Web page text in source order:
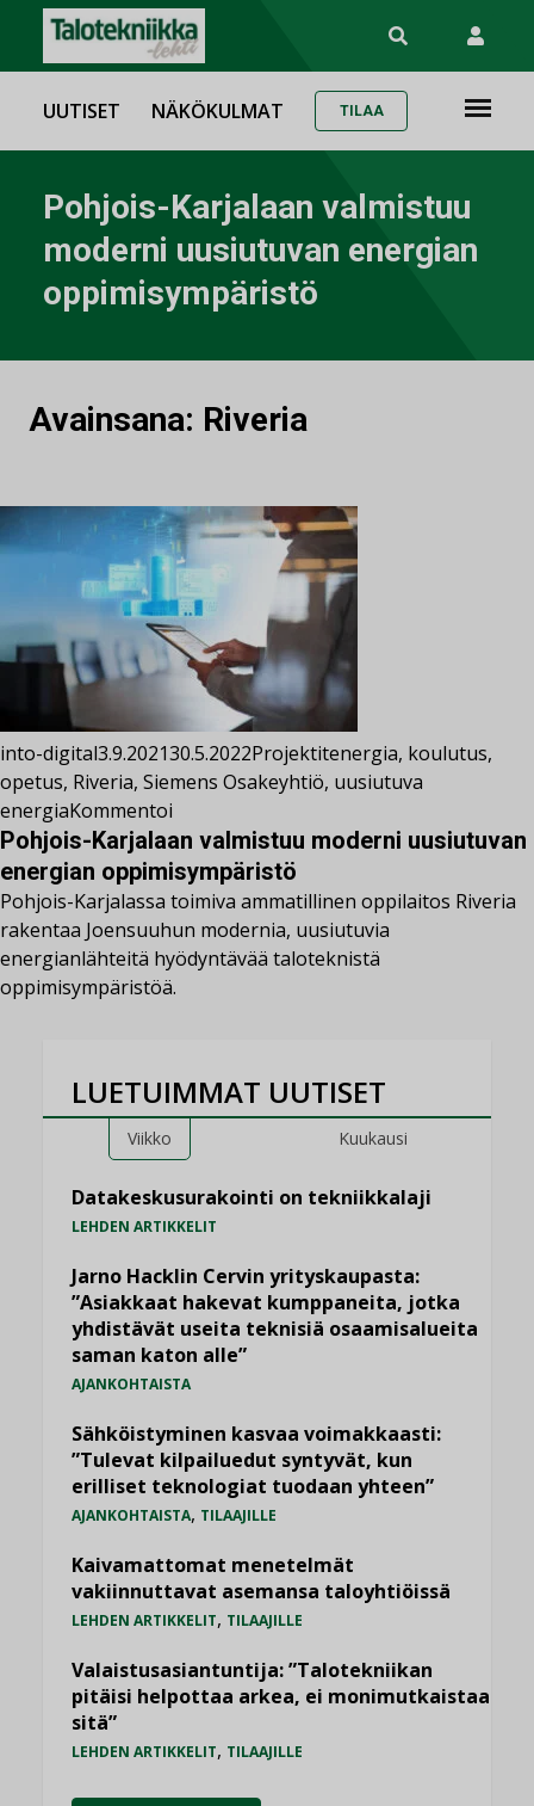
UUTISET NÄKÖKULMAT TILAA
Pohjois-Karjalaan valmistuu
moderni uusiutuvan energian
oppimisympäristö
Avainsana: Riveria
into-digital3.9.202130.5.2022Projektitenergia, koulutus,
opetus, Riveria, Siemens Osakeyhtiö, uusiutuva
energiaKommentoi
Pohjois-Karjalaan valmistuu moderni uusiutuvan
energian oppimisympäristö
Pohjois-Karjalassa toimiva ammatillinen oppilaitos Riveria
rakentaa Joensuuhun modernia, uusiutuvia
energianlähteitä hyödyntävää taloteknistä
oppimisympäristöä.
LUETUIMMAT UUTISET
Viikko Kuukausi
Datakeskusurakointi on tekniikkalaji
LEHDEN ARTIKKELIT
Jarno Hacklin Cervin yrityskaupasta:
”Asiakkaat hakevat kumppaneita, jotka
yhdistävät useita teknisiä osaamisalueita
saman katon alle”
AJANKOHTAISTA
Sähköistyminen kasvaa voimakkaasti:
”Tulevat kilpailuedut syntyvät, kun
erilliset teknologiat tuodaan yhteen”
AJANKOHTAISTA, TILAAJILLE
Kaivamattomat menetelmät
vakiinnuttavat asemansa taloyhtiöissä
LEHDEN ARTIKKELIT, TILAAJILLE
Valaistusasiantuntija: ”Talotekniikan
pitäisi helpottaa arkea, ei monimutkaistaa
sitä”
LEHDEN ARTIKKELIT, TILAAJILLE